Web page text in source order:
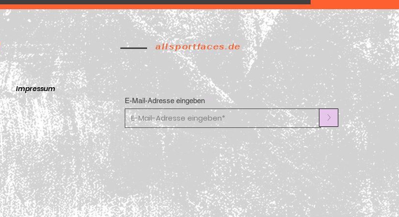
Impressum
allsportfaces.de
E-Mail-Adresse eingeben
>